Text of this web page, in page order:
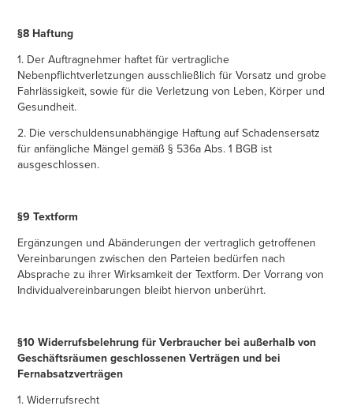
§8 Haftung
1. Der Auftragnehmer haftet für vertragliche
Nebenpflichtverletzungen ausschließlich für Vorsatz und grobe
Fahrlässigkeit, sowie für die Verletzung von Leben, Körper und
Gesundheit.
2. Die verschuldensunabhängige Haftung auf Schadensersatz
für anfängliche Mängel gemäß § 536a Abs. 1 BGB ist
ausgeschlossen.
§9 Textform
Ergänzungen und Abänderungen der vertraglich getroffenen
Vereinbarungen zwischen den Parteien bedürfen nach
Absprache zu ihrer Wirksamkeit der Textform. Der Vorrang von
Individualvereinbarungen bleibt hiervon unberührt.
§10 Widerrufsbelehrungfür Verbraucher bei außerhalb von
Geschäftsräumen geschlossenen Verträgen und bei
Fernabsatzverträgen
1. Widerrufsrecht